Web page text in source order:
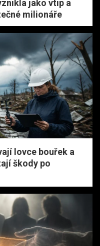
jako vtip a
milionáře
lovce bouřek a
škody po